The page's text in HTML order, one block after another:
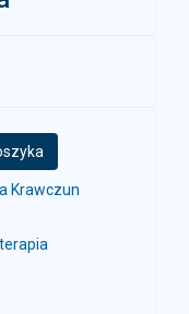
Krawczun